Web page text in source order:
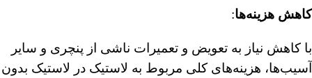
کاهش هزینه‌ها:
با کاهش نیاز به تعویض و تعمیرات ناشی از پنچری و سایر
آسیب‌ها، هزینه‌های کلی مربوط به لاستیک در لاستیک بدون